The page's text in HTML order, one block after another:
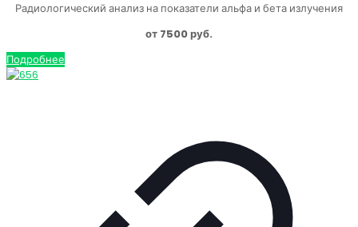
Радиологический анализ на показатели альфа и бета излучения
от 7500 руб.
Подробнее